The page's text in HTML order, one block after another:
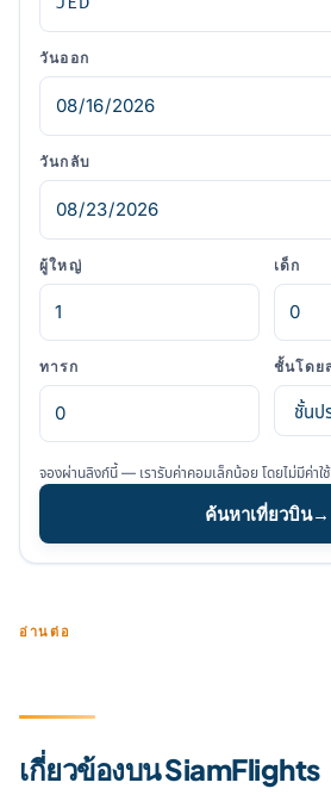
วันออก
วันกลับ
ผู้ใหญ่ เด็ก
ทารก ชั้นโดย
จองผ่านลิงก์นี้ — เรารับค่าคอมเล็กน้อย โดยไม่มีค่า
ค้นหาเที่ยวบิน→
อ่านต่อ
เกี่ยวข้องบน SiamFlights